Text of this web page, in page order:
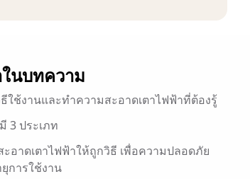
ในบทความ
ใช้งานและทำความสะอาดเตาไฟฟ้าที่ต้องรู้
3 ประเภท
อาดเตาไฟฟ้าให้ถูกวิธี เพื่อความปลอดภัย
การใช้งาน